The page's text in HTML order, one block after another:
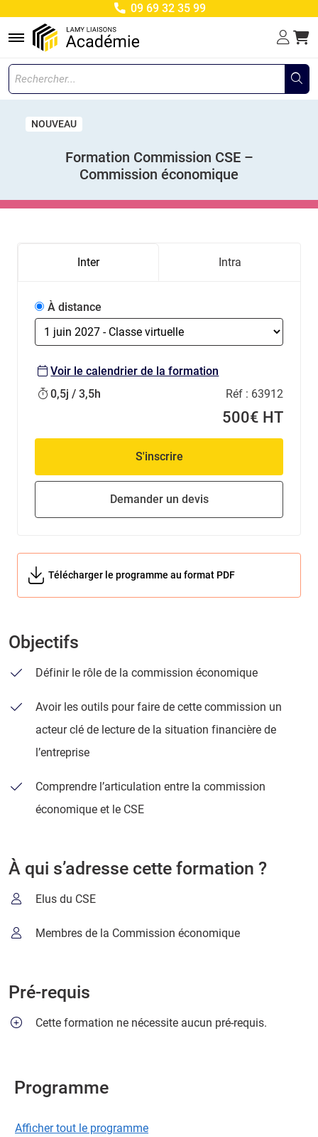
09 69 32 35 99
Menu
NOUVEAU
Formation Commission CSE –
Commission économique
Inter Intra
À distance
Voir le calendrier de la formation
0,5j / 3,5h
Réf : 63912
500€ HT
S'inscrire
Demander un devis
Télécharger le programme au format PDF
Objectifs
Définir le rôle de la commission économique
Avoir les outils pour faire de cette commission un
acteur clé de lecture de la situation financière de
l’entreprise
Comprendre l’articulation entre la commission
économique et le CSE
À qui s’adresse cette formation ?
Elus du CSE
Membres de la Commission économique
Pré-requis
Cette formation ne nécessite aucun pré-requis.
Programme
Afficher tout le programme